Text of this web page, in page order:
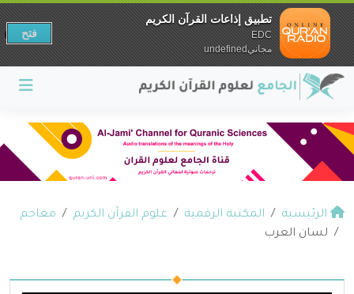
الرئيسية المكتبة الرقمية علوم القرآن الكريم
معاجم
لسان العرب
تطبيق إذاعات القرآن الكريم
EDC
مجانيundefined
فتح